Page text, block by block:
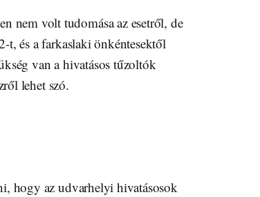
nem volt tudomása az esetről, de
t, és a farkaslaki önkéntesektől
van a hivatásos tűzoltók
lehet szó.
hogy az udvarhelyi hivatásosok